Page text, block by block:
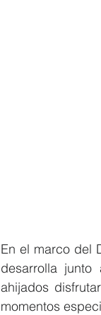
En el marco del
desarrolla
ahijados
momentos